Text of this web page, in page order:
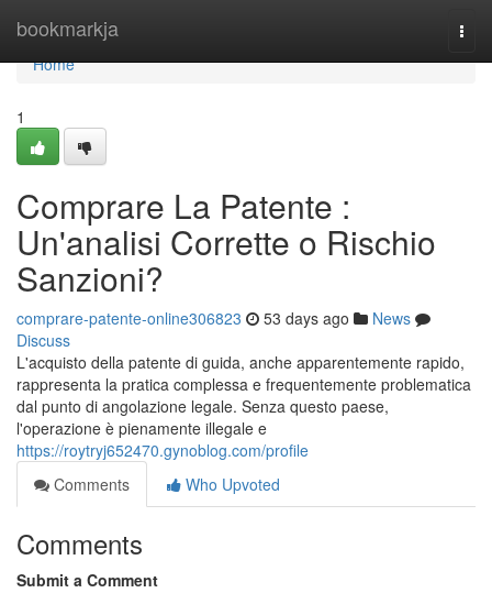
bookmarkja
Home
Home
1
Comprare La Patente :
Un'analisi Corrette o Rischio
Sanzioni?
comprare-patente-online306823 53 days ago
News
Discuss
L'acquisto della patente di guida, anche apparentemente rapido,
rappresenta la pratica complessa e frequentemente problematica
dal punto di angolazione legale. Senza questo paese,
l'operazione è pienamente illegale e
https://roytryj652470.gynoblog.com/profile
Comments
Who Upvoted
Comments
Submit a Comment